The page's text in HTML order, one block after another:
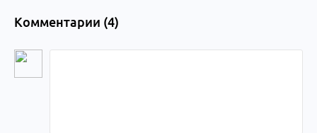
Комментарии (4)